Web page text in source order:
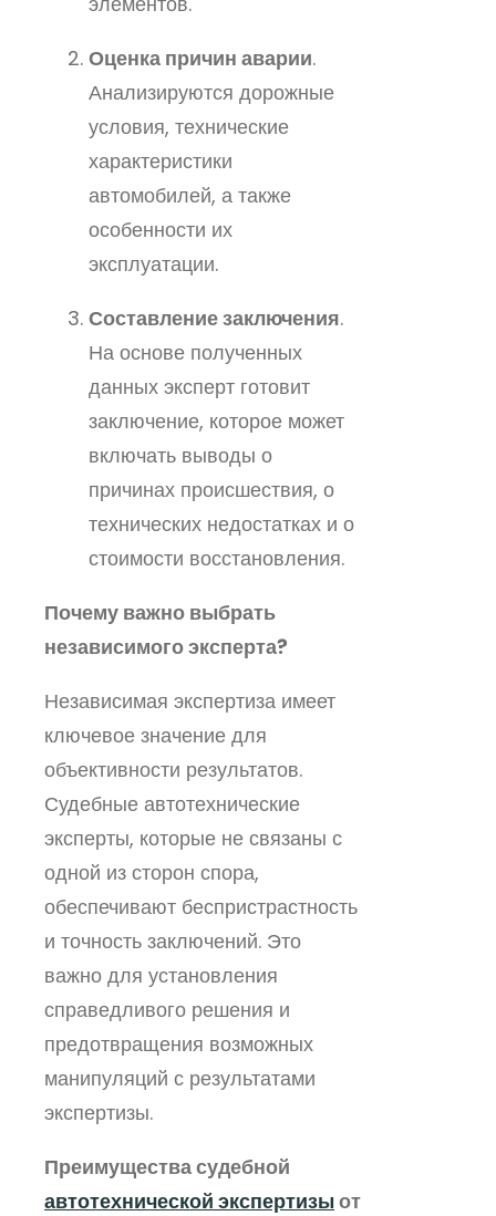
Оценка причин аварии.
Анализируются дорожные
условия, технические
характеристики
автомобилей, а также
особенности их
эксплуатации.
Составление заключения.
На основе полученных
данных эксперт готовит
заключение, которое может
включать выводы о
причинах происшествия, о
технических недостатках и о
стоимости восстановления.
Почему важно выбрать
независимого эксперта?
Независимая экспертиза имеет
ключевое значение для
объективности результатов.
Судебные автотехнические
эксперты, которые не связаны с
одной из сторон спора,
обеспечивают беспристрастность
и точность заключений. Это
важно для установления
справедливого решения и
предотвращения возможных
манипуляций с результатами
экспертизы.
Преимущества судебной
автотехнической экспертизыот